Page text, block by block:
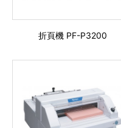
折頁機 PF-P3200